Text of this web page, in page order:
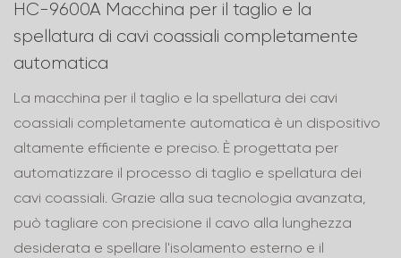
HC-9600A Macchina per il taglio e la
spellatura di cavi coassiali completamente
automatica
La macchina per il taglio e la spellatura dei cavi
coassiali completamente automatica è un dispositivo
altamente efficiente e preciso. È progettata per
automatizzare il processo di taglio e spellatura dei
cavi coassiali. Grazie alla sua tecnologia avanzata,
può tagliare con precisione il cavo alla lunghezza
desiderata e spellare l'isolamento esterno e il